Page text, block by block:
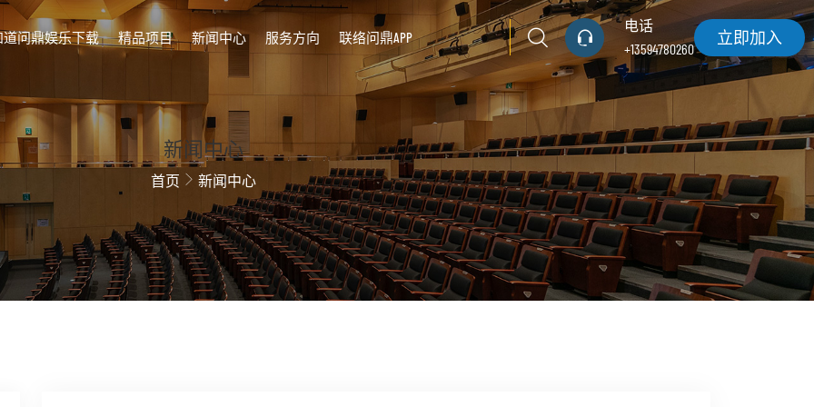
道问鼎娱乐下载 精品项目 新闻中心 服务方向 联络问鼎APP
电话
+13594780260
立即加入
新闻中心
首页 新闻中心